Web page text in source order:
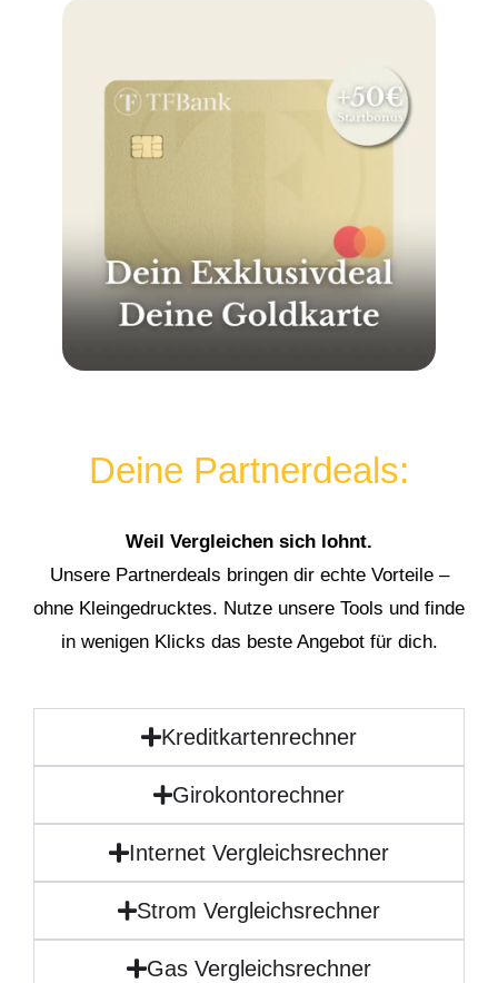
Deine Partnerdeals:
Weil Vergleichen sich lohnt.
Unsere Partnerdeals bringen dir echte Vorteile –
ohne Kleingedrucktes. Nutze unsere Tools und finde
in wenigen Klicks das beste Angebot für dich.
Kreditkartenrechner
Girokontorechner
Internet Vergleichsrechner
Strom Vergleichsrechner
Gas Vergleichsrechner